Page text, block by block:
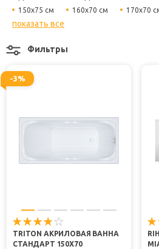
150х75 см
160х70 см 170х70
180х80 см
показать все
Фильтры
-3%
TRITON АКРИЛОВАЯ ВАННА
СТАНДАРТ 150X70